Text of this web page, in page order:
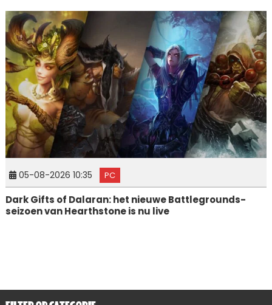
05-08-2026 10:35 PC
Dark Gifts of Dalaran: het nieuwe Battlegrounds-
seizoen van Hearthstone is nu live